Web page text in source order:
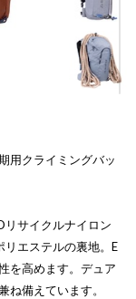
用クライミングバッ
サイクルナイロン
エステルの裏地。E
を高めます。デュア
ね備えています。